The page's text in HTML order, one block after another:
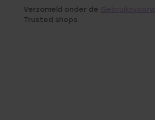
Verzameld onder de
Trusted shops